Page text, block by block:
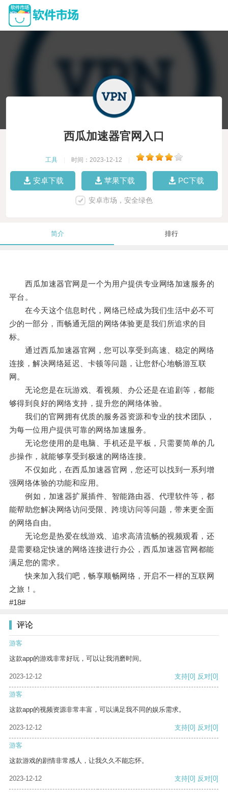
西瓜加速器官网入口
工具 时间：2023-12-12
安卓下载 苹果下载 PC下载
安卓市场，安全绿色
简介 排行
西瓜加速器官网是一个为用户提供专业网络加速服务的
平台。
在今天这个信息时代，网络已经成为我们生活中必不可
少的一部分，而畅通无阻的网络体验更是我们所追求的目
标。
通过西瓜加速器官网，您可以享受到高速、稳定的网络
连接，解决网络延迟、卡顿等问题，让您舒心地畅游互联
网。
无论您是在玩游戏、看视频、办公还是在追剧等，都能
够得到良好的网络支持，提升您的网络体验。
我们的官网拥有优质的服务器资源和专业的技术团队，
为每一位用户提供可靠的网络加速服务。
无论您使用的是电脑、手机还是平板，只需要简单的几
步操作，就能够享受到极速的网络连接。
不仅如此，在西瓜加速器官网，您还可以找到一系列增
强网络体验的功能和应用。
例如，加速器扩展插件、智能路由器、代理软件等，都
能帮助您解决网络访问受限、跨境访问等问题，带来更全面
的网络自由。
无论您是热爱在线游戏、追求高清流畅的视频观看，还
是需要稳定快速的网络连接进行办公，西瓜加速器官网都能
满足您的需求。
快来加入我们吧，畅享顺畅网络，开启不一样的互联网
之旅！。
#18#
评论
游客
这款app的游戏非常好玩，可以让我消磨时间。
2023-12-12 支持[0] 反对[0]
游客
这款app的视频资源非常丰富，可以满足我不同的娱乐需求。
2023-12-12 支持[0] 反对[0]
游客
这款游戏的剧情非常感人，让我久久不能忘怀。
2023-12-12 支持[0] 反对[0]